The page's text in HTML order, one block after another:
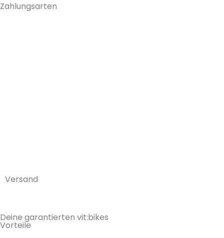
Zahlungsarten
Versand
Deine garantierten vit:bikes
Vorteile